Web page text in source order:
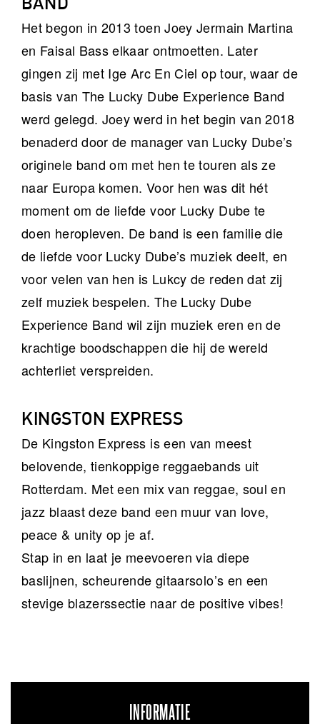
Het begon in 2013 toen Joey Jermain Martina
en Faisal Bass elkaar ontmoetten. Later
gingen zij met Ige Arc En Ciel op tour, waar de
basis van The Lucky Dube Experience Band
werd gelegd. Joey werd in het begin van 2018
benaderd door de manager van Lucky Dube’s
originele band om met hen te touren als ze
naar Europa komen. Voor hen was dit hét
moment om de liefde voor Lucky Dube te
doen heropleven. De band is een familie die
de liefde voor Lucky Dube’s muziek deelt, en
voor velen van hen is Lukcy de reden dat zij
zelf muziek bespelen. The Lucky Dube
Experience Band wil zijn muziek eren en de
krachtige boodschappen die hij de wereld
achterliet verspreiden.
KINGSTON EXPRESS
De Kingston Express is een van meest
belovende, tienkoppige reggaebands uit
Rotterdam. Met een mix van reggae, soul en
jazz blaast deze band een muur van love,
peace & unity op je af.
Stap in en laat je meevoeren via diepe
baslijnen, scheurende gitaarsolo’s en een
stevige blazerssectie naar de positive vibes!
INFORMATIE